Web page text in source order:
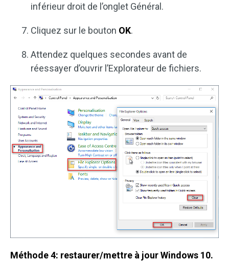
inférieur droit de l’onglet Général.
Cliquez sur le bouton OK.
Attendez quelques secondes avant de
réessayer d’ouvrir l’Explorateur de fichiers.
Méthode 4: restaurer/mettre à jour Windows 10.